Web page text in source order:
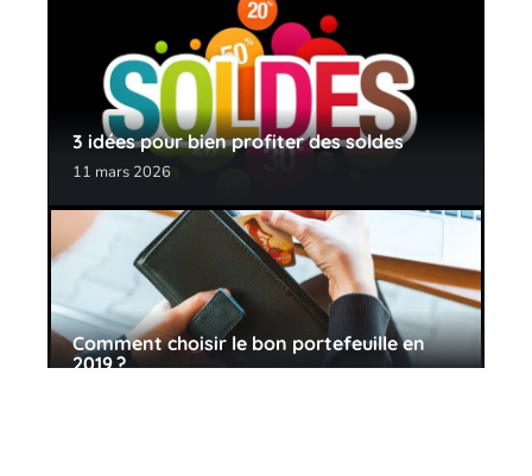
3 idées pour bien profiter des soldes
11 mars 2026
Comment choisir le bon portefeuille en
2019 ?